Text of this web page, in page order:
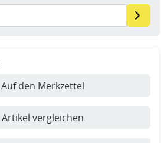
Auf den Merkzettel
Artikel vergleichen